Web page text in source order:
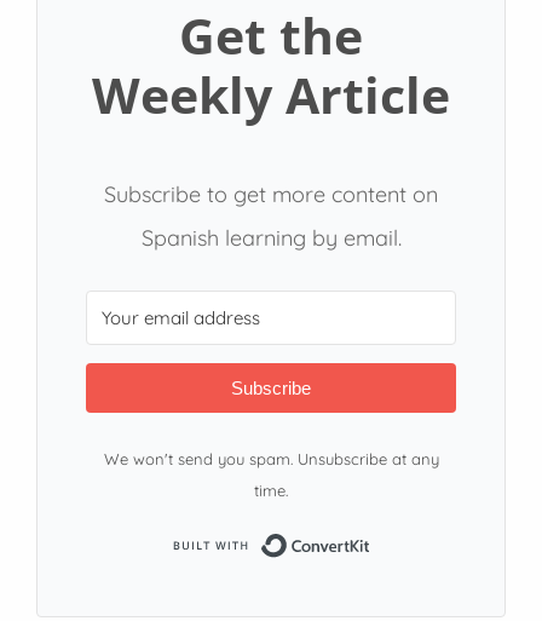
Get the
Weekly Article
Subscribe to get more content on
Spanish learning by email.
Subscribe
We won't send you spam. Unsubscribe at any
time.